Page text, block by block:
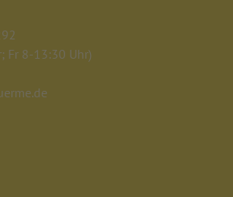
Fr 8-13:30 Uhr)